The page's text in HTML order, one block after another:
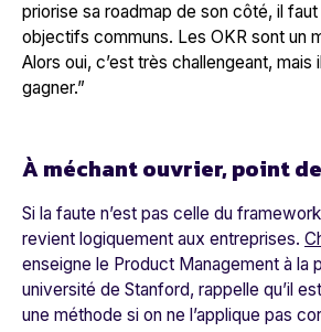
priorise sa roadmap de son côté, il
objectifs communs. Les OKR sont un
Alors oui, c’est très challengeant, mais
gagner.”
À méchant ouvrier, point
Si la faute n’est pas celle du
revient logiquement aux entreprises.
enseigne le Product Management à la
université de Stanford, rappelle qu’il
une méthode si on ne l’applique pas